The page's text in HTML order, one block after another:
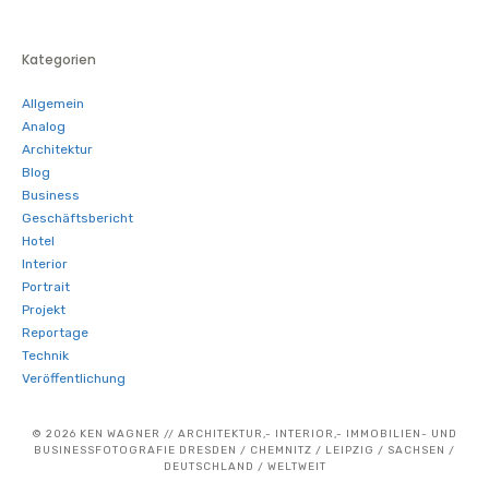
Kategorien
Allgemein
Analog
Architektur
Blog
Business
Geschäftsbericht
Hotel
Interior
Portrait
Projekt
Reportage
Technik
Veröffentlichung
© 2026 KEN WAGNER // ARCHITEKTUR,- INTERIOR,- IMMOBILIEN- UND
BUSINESSFOTOGRAFIE DRESDEN / CHEMNITZ / LEIPZIG / SACHSEN /
DEUTSCHLAND / WELTWEIT